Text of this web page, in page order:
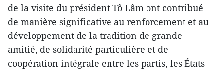
de la visite du président Tô Lâm ont contribué
de manière significative au renforcement et au
développement de la tradition de grande
amitié, de solidarité particulière et de
coopération intégrale entre les partis, les États